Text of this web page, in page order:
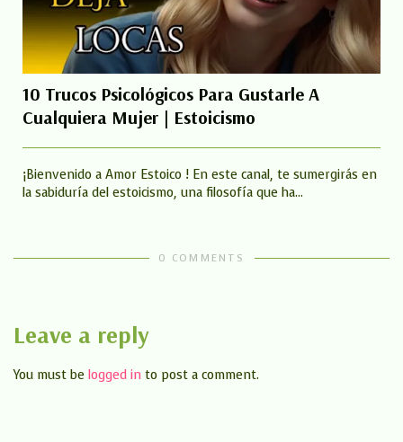
10 Trucos Psicológicos Para Gustarle A
Cualquiera Mujer | Estoicismo
¡Bienvenido a Amor Estoico ! En este canal, te sumergirás en
la sabiduría del estoicismo, una filosofía que ha...
0 COMMENTS
Leave a reply
You must be logged in to post a comment.